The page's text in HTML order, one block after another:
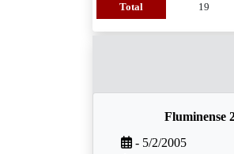
Total 19
Fluminense
- 5/2/2005